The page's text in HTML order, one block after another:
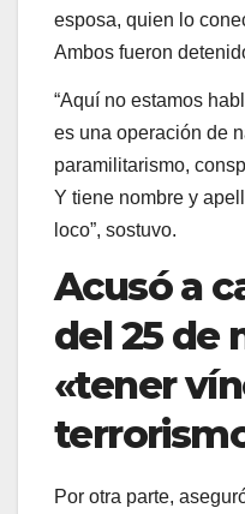
esposa, quien lo
Ambos fueron
“Aquí no estamos
es una operación de
paramilitarismo,
Y tiene nombre y
loco”, sostuvo.
Acusó a
del 25 de
«tener
Por otra parte,